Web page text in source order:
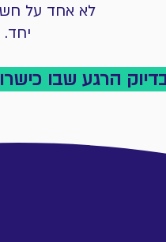
לא אחד על
יחד.
הרגע שבו